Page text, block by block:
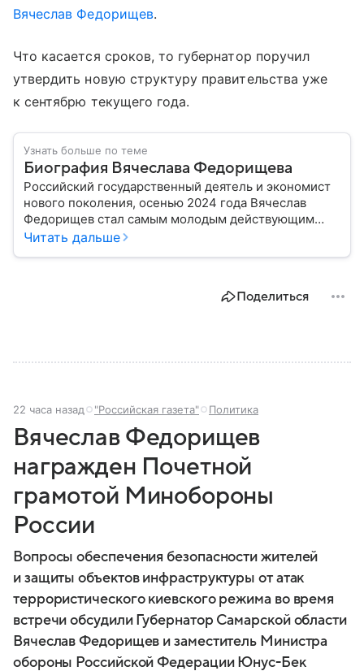
Вячеслав Федорищев.
Что касается сроков, то губернатор поручил
утвердить новую структуру правительства уже
к сентябрю текущего года.
Узнать больше по теме
Биография Вячеслава Федорищева
Российский государственный деятель и экономист
нового поколения, осенью 2024 года Вячеслав
Федорищев стал самым молодым действующим
главой субъекта в РФ. Возглавивший Самарскую
Читать дальше
Поделиться
22 часа назад "Российская газета" Политика
Вячеслав Федорищев
награжден Почетной
грамотой Минобороны
России
Вопросы обеспечения безопасности жителей
и защиты объектов инфраструктуры от атак
террористического киевского режима во время
встречи обсудили Губернатор Самарской области
Вячеслав Федорищев и заместитель Министра
обороны Российской Федерации Юнус-Бек